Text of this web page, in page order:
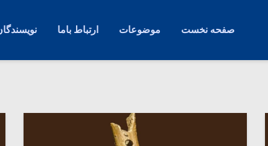
صفحه نخست موضوعات ارتباط باما